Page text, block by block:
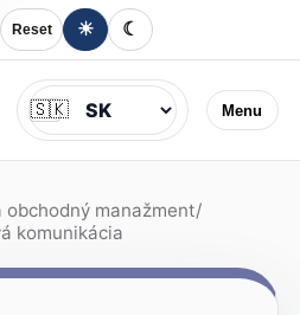
Reset ☀ ☾
Menu
Jazyk
🇸🇰
manažment/
komunikácia